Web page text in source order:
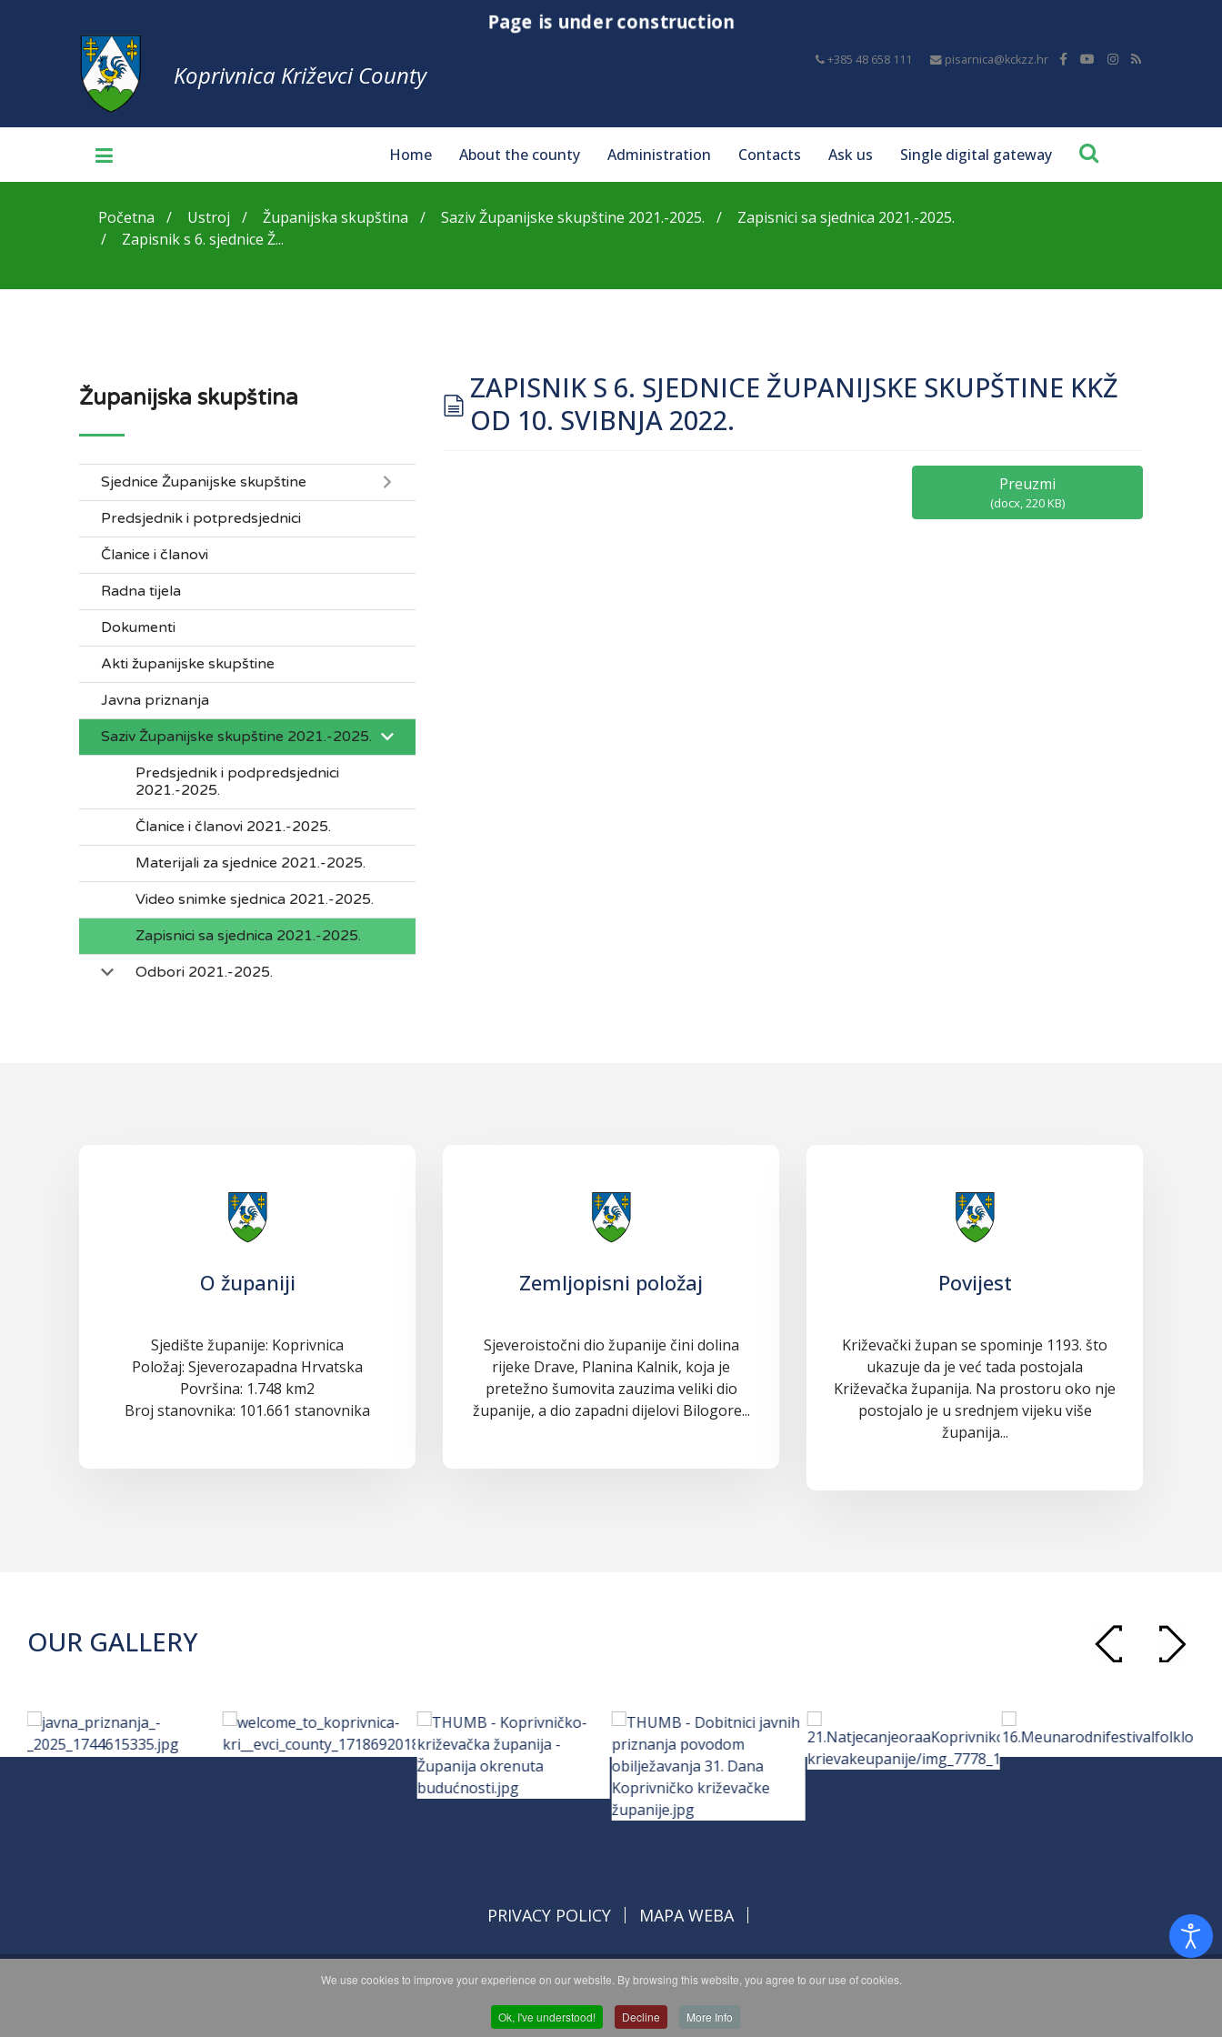
Page is under construction
+385 48 658 111 pisarnica@kckzz.hr
Koprivnica Križevci County
Home About the county Administration Contacts Ask us Single digital gateway
Početna Ustroj Županijska skupština Saziv Županijske skupštine 2021.-2025.
Zapisnici sa sjednica 2021.-2025.
Zapisnik s 6. sjednice Ž...
Županijska skupština
Sjednice Županijske skupštine
Predsjednik i potpredsjednici
Članice i članovi
Radna tijela
Dokumenti
Akti županijske skupštine
Javna priznanja
Saziv Županijske skupštine 2021.-2025.
Predsjednik i podpredsjednici
2021.-2025.
Članice i članovi 2021.-2025.
Materijali za sjednice 2021.-2025.
Video snimke sjednica 2021.-2025.
Zapisnici sa sjednica 2021.-2025.
Odbori 2021.-2025.
document
ZAPISNIK S 6. SJEDNICE ŽUPANIJSKE SKUPŠTINE KKŽ
OD 10. SVIBNJA 2022.
Preuzmi
(docx,220 KB)
O županiji
Sjedište županije: Koprivnica
Položaj: Sjeverozapadna Hrvatska
Površina: 1.748 km2
Broj stanovnika: 101.661 stanovnika
Zemljopisni položaj
Sjeveroistočni dio županije čini dolina
rijeke Drave, Planina Kalnik, koja je
pretežno šumovita zauzima veliki dio
županije, a dio zapadni dijelovi Bilogore...
Povijest
Križevački župan se spominje 1193. što
ukazuje da je već tada postojala
Križevačka županija. Na prostoru oko nje
postojalo je u srednjem vijeku više
županija...
OUR GALLERY
PRIVACY POLICY MAPA WEBA
Copyright © 2026 Koprivničko - križevačka županija. All Rights Reserved.
© 2018 Your Company. Designed By
JoomShaper
We use cookies to improve your experience on our website. By browsing this website, you agree to our use of cookies.
Ok, I've understood! Decline More Info